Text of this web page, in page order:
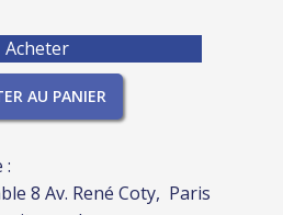
Acheter
AU PANIER
:
8 Av. René Coty, Paris